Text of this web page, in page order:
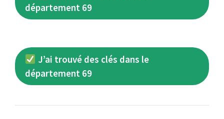
département 69
J’ai trouvé des clés dans le
département 69